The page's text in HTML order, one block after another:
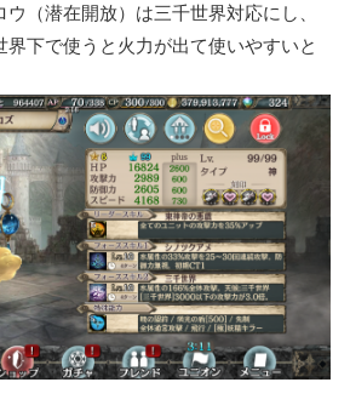
（潜在開放）は三千世界対応にし、
界下で使うと火力が出て使いやすいと